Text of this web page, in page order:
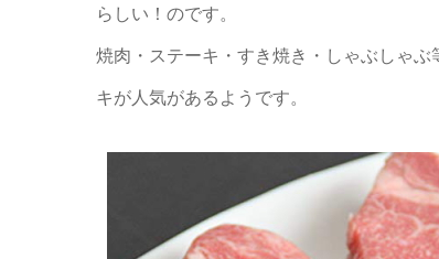
らしい！のです。
焼肉・ステーキ・すき焼き・しゃぶしゃ
キが人気があるようです。